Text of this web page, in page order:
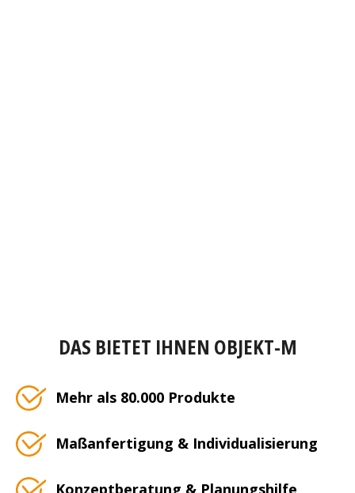
DAS BIETET IHNEN OBJEKT-M
Mehr als 80.000 Produkte
Maßanfertigung & Individualisierung